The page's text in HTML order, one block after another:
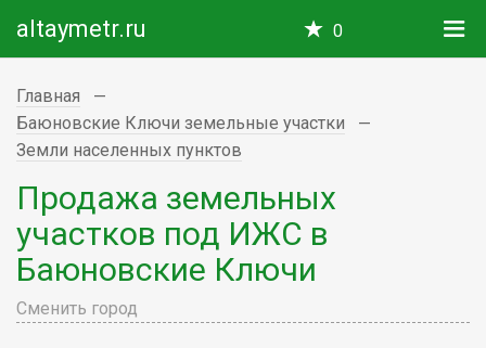
altaymetr.ru 0
Главная
Баюновские Ключи земельные участки
Земли населенных пунктов
Продажа земельных
участков под ИЖС в
Баюновские Ключи
Сменить город